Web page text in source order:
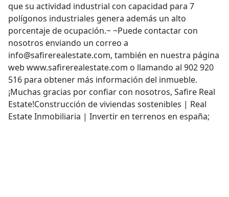
que su actividad industrial con capacidad para 7
polígonos industriales genera además un alto
porcentaje de ocupación.~ ~Puede contactar con
nosotros enviando un correo a
info@safirerealestate.com, también en nuestra página
web www.safirerealestate.com o llamando al 902 920
516 para obtener más información del inmueble.
¡Muchas gracias por confiar con nosotros, Safire Real
Estate!Construcción de viviendas sostenibles | Real
Estate Inmobiliaria | Invertir en terrenos en españa;